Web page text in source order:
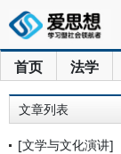
首页 法学
文章列表
[文学与文化演讲]